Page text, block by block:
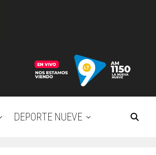
DEPORTE NUEVE